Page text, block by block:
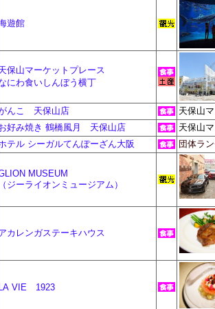
遊館
保山マーケットプレース
にわ食いしんぼう横丁
んこ 天保山店
天保山
好み焼き 鶴橋風月 天保山店
天保山
テル シーガルてんぽーざん大阪
団体ラ
MUSEUM
（ジーライオンミュージアム）
カレンガステーキハウス
LA VIE 1923